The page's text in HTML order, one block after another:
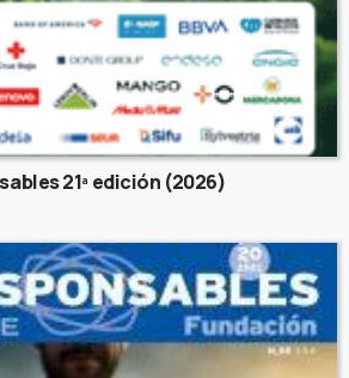
21ª edición (2026)